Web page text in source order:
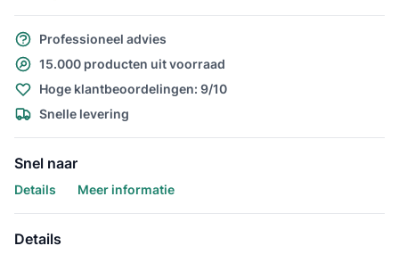
Professioneel advies
15.000 producten uit voorraad
Hoge klantbeoordelingen: 9/10
Snelle levering
Snel naar
Details Meer informatie
Details